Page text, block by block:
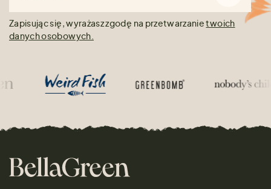
Zapisując się, wyrażasz zgodę na przetwarzanietwoich
danych osobowych.